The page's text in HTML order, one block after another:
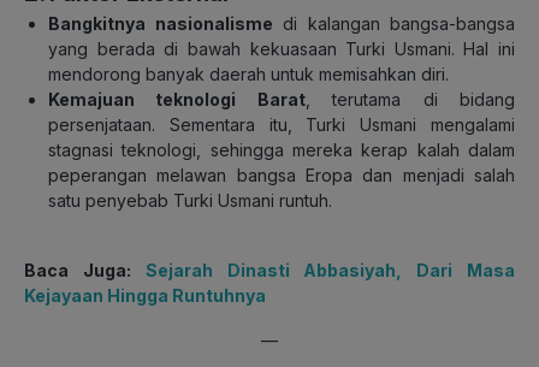
Bangkitnya nasionalisme di kalangan bangsa-bangsa
yang berada di bawah kekuasaan Turki Usmani. Hal ini
mendorong banyak daerah untuk memisahkan diri.
Kemajuan teknologi Barat, terutama di bidang
persenjataan. Sementara itu, Turki Usmani mengalami
stagnasi teknologi, sehingga mereka kerap kalah dalam
peperangan melawan bangsa Eropa dan menjadi salah
satu penyebab Turki Usmani runtuh.
Baca Juga: Sejarah Dinasti Abbasiyah, Dari Masa
Kejayaan Hingga Runtuhnya
—